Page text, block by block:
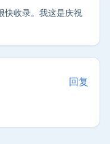
快收录。我这是庆祝
回复